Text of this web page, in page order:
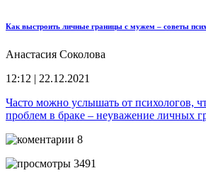
Как выстроить личные границы с мужем – советы
Анастасия Соколова
12:12 | 22.12.2021
Часто можно услышать от психологов,
проблем в браке – неуважение личных
8
3491